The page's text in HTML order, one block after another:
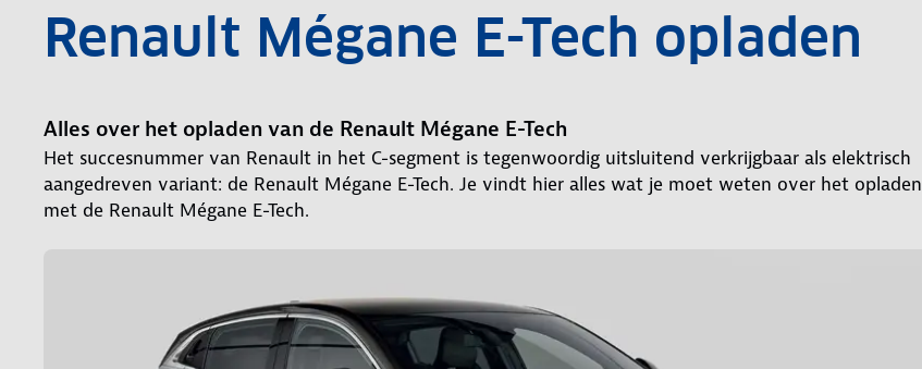
Renault Mégane E-Tech opladen
Alles over het opladen van de Renault Mégane E-Tech
Het succesnummer van Renault in het C-segment is tegenwoordig uitsluitend verkrijgbaar als elektrisch
aangedreven variant: de Renault Mégane E-Tech. Je vindt hier alles wat je moet weten over het opladen
met de Renault Mégane E-Tech.